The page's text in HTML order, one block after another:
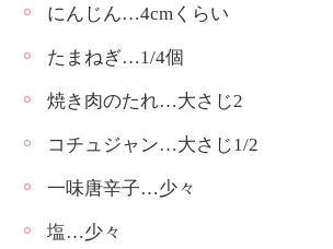
にんじん…4cmくらい
たまねぎ…1/4個
焼き肉のたれ…大さじ2
コチュジャン…大さじ1/2
一味唐辛子…少々
塩…少々